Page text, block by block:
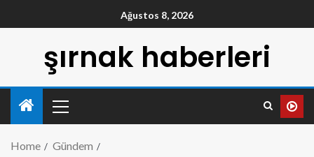
Ağustos 8, 2026
şırnak haberleri
Home
Gündem